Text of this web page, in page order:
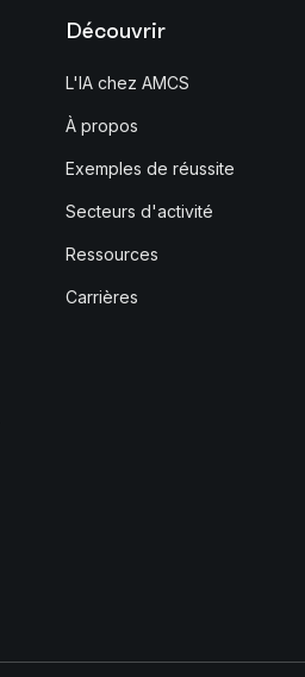
Découvrir
L'IA chez AMCS
À propos
Exemples de réussite
Secteurs d'activité
Ressources
Carrières